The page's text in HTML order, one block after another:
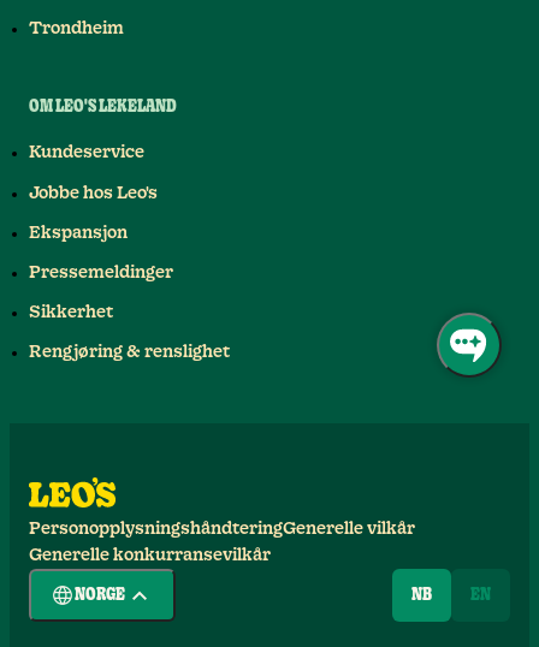
Trondheim
OM LEO'S LEKELAND
Kundeservice
Jobbe hos Leo's
Ekspansjon
Pressemeldinger
Sikkerhet
Rengjøring & renslighet
PersonopplysningshåndteringGenerelle vilkår
Generelle konkurransevilkår
NORGE NB EN